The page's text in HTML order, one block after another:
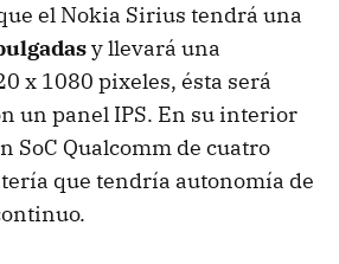
el Nokia Sirius tendrá una
y llevará una
x 1080 pixeles, ésta será
un panel IPS. En su interior
SoC Qualcomm de cuatro
que tendría autonomía de